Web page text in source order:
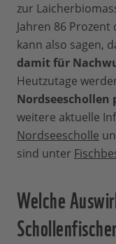
zur
Jahren 86
kann also sagen,
damit für
Heutzutage
Nordseeschollen
weitere aktuelle
Nordseescholle
sind unter
Welche